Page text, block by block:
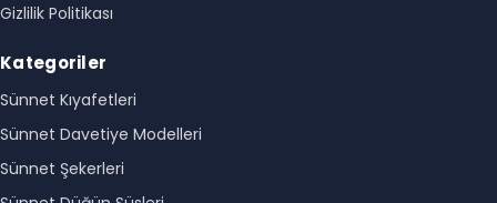
Gizlilik Politikası
Kategoriler
Sünnet Kıyafetleri
Sünnet Davetiye Modelleri
Sünnet Şekerleri